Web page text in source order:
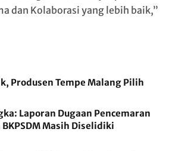
dan Kolaborasi yang lebih baik,”
Produsen Tempe Malang Pilih
Laporan Dugaan Pencemaran
Masih Diselidiki